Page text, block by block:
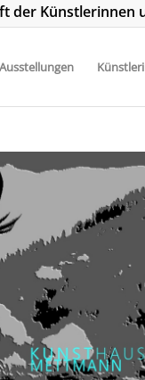
der
Ausstellungen